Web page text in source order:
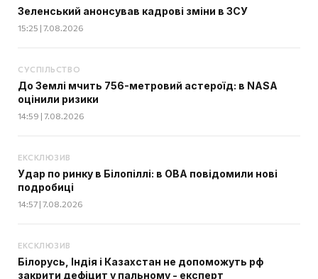
Зеленський анонсував кадрові зміни в ЗСУ
15:25 | 7.08.2026
СУСПІЛЬСТВО
До Землі мчить 756-метровий астероїд: в NASA
оцінили ризики
14:59 | 7.08.2026
ЕКСКЛЮЗИВ
Удар по ринку в Білопіллі: в ОВА повідомили нові
подробиці
14:57 | 7.08.2026
ЕКСКЛЮЗИВ
Білорусь, Індія і Казахстан не допоможуть рф
закрити дефіцит у пальному - експерт